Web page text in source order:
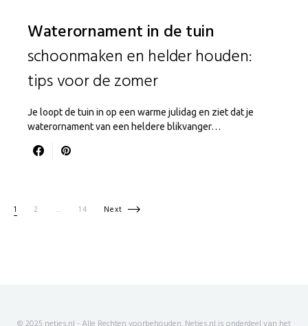
Waterornament in de tuin
schoonmaken en helder houden:
tips voor de zomer
Je loopt de tuin in op een warme julidag en ziet dat je
waterornament van een heldere blikvanger…
Berichten paginering
1 2 … 14 Next